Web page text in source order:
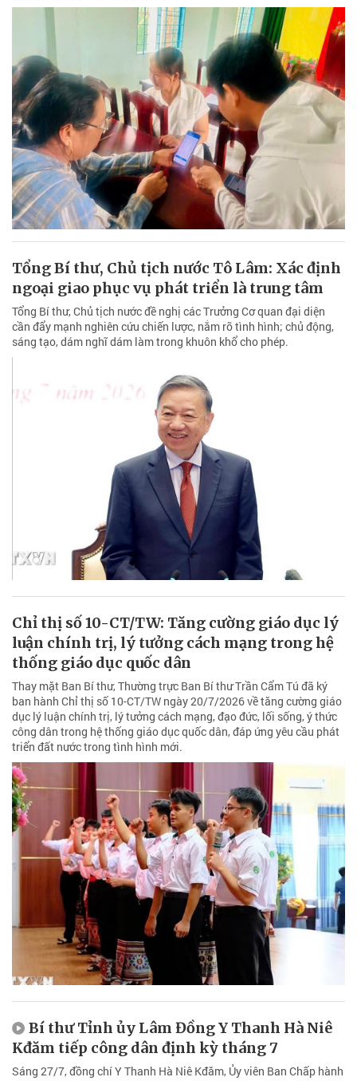
Tổng Bí thư, Chủ tịch nước Tô Lâm: Xác định
ngoại giao phục vụ phát triển là trung tâm
Tổng Bí thư, Chủ tịch nước đề nghị các Trưởng Cơ quan đại diện
cần đẩy mạnh nghiên cứu chiến lược, nắm rõ tình hình; chủ động,
sáng tạo, dám nghĩ dám làm trong khuôn khổ cho phép.
Chỉ thị số 10-CT/TW: Tăng cường giáo dục lý
luận chính trị, lý tưởng cách mạng trong hệ
thống giáo dục quốc dân
Thay mặt Ban Bí thư, Thường trực Ban Bí thư Trần Cẩm Tú đã ký
ban hành Chỉ thị số 10-CT/TW ngày 20/7/2026 về tăng cường giáo
dục lý luận chính trị, lý tưởng cách mạng, đạo đức, lối sống, ý thức
công dân trong hệ thống giáo dục quốc dân, đáp ứng yêu cầu phát
triển đất nước trong tình hình mới.
Bí thư Tỉnh ủy Lâm Đồng Y Thanh Hà Niê
Kđăm tiếp công dân định kỳ tháng 7
Sáng 27/7, đồng chí Y Thanh Hà Niê Kđăm, Ủy viên Ban Chấp hành